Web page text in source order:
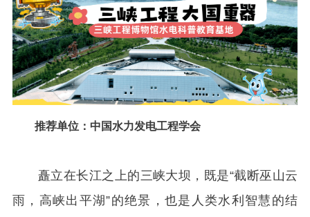
推荐单位：中国水力发电工程学会
矗立在长江之上的三峡大坝，既是“截断巫山云
雨，高峡出平湖”的绝景，也是人类水利智慧的结